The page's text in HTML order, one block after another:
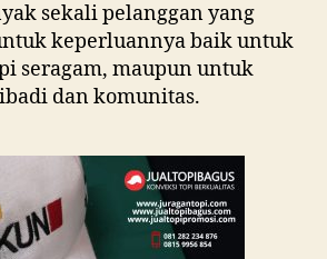
sekali pelanggan yang
keperluannya baik untuk
seragam, maupun untuk
dan komunitas.